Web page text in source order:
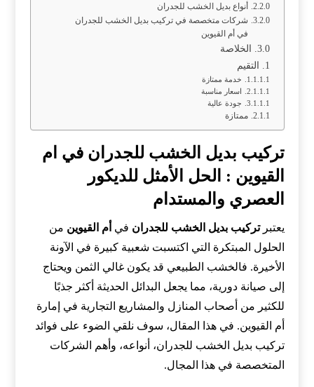
أنواع بديل الخشب للجدران
شركات متخصصة في تركيب بديل الخشب للجدران
في أم القيوين
الخلاصة
التقيم
خدمة ممتازة
اسعار مناسبة
جودة عالية
ممتازة
تركيب بديل الخشب للجدران في ام
القيوين : الحل الأمثل للديكور
العصري والمستدام
يعتبرتركيب بديل الخشب للجدران في أم القيوين من
الحلول المبتكرة التي اكتسبت شعبية كبيرة في الآونة
الأخيرة. فالخشب الطبيعي قد يكون غالي الثمن ويحتاج
إلى صيانة دورية، مما يجعل البدائل الحديثة أكثر جذبًا
للكثير من أصحاب المنازل والمشاريع التجارية في إمارة
أم القيوين. في هذا المقال، سوف نلقي الضوء على فوائد
تركيب بديل الخشب للجدران، أنواعه، وأهم الشركات
المتخصصة في هذا المجال.